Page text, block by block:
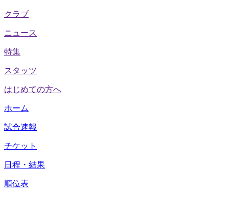
クラブ
ニュース
特集
スタッツ
はじめての方へ
ホーム
試合速報
チケット
日程・結果
順位表